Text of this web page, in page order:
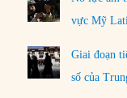
vực Mỹ
Giai đoạn
số của